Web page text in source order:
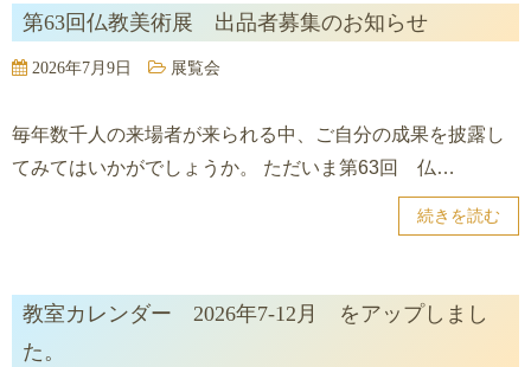
第63回仏教美術展 出品者募集のお知らせ
2026年7月9日 展覧会
毎年数千人の来場者が来られる中、ご自分の成果を披露し
てみてはいかがでしょうか。 ただいま第63回 仏…
続きを読む
教室カレンダー 2026年7-12月 をアップしまし
た。